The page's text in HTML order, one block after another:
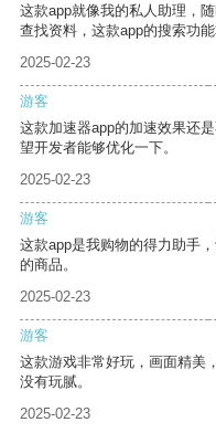
这款app就像我的私人助理，
查找资料，这款app的搜索功
2025-02-23
游客
这款加速器app的加速效果还
望开发者能够优化一下。
2025-02-23
游客
这款app是我购物的得力助手
的商品。
2025-02-23
游客
这款游戏非常好玩，画面精美
没有玩腻。
2025-02-23